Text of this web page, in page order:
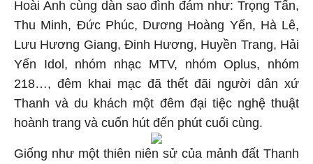
Hoài Anh cùng dàn sao đình đám như: Trọng Tấn,
Thu Minh, Đức Phúc, Dương Hoàng Yến, Hà Lê,
Lưu Hương Giang, Đinh Hương, Huyền Trang, Hải
Yến Idol, nhóm nhạc MTV, nhóm Oplus, nhóm
218…, đêm khai mạc đã thết đãi người dân xứ
Thanh và du khách một đêm đại tiệc nghệ thuật
hoành trang và cuốn hút đến phút cuối cùng.
Giống như một thiên niên sử của mảnh đất Thanh